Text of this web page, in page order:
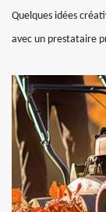
Quelques idées
avec un prestataire